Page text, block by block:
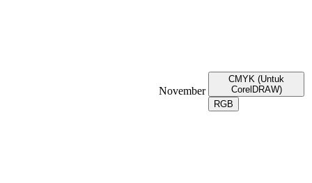
November
CMYK (Untuk
CorelDRAW)
RGB